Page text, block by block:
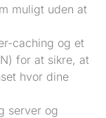
muligt uden at
caching og et
for at sikre, at
hvor dine
server og